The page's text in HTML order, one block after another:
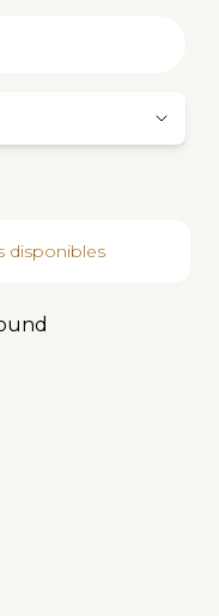
disponibles